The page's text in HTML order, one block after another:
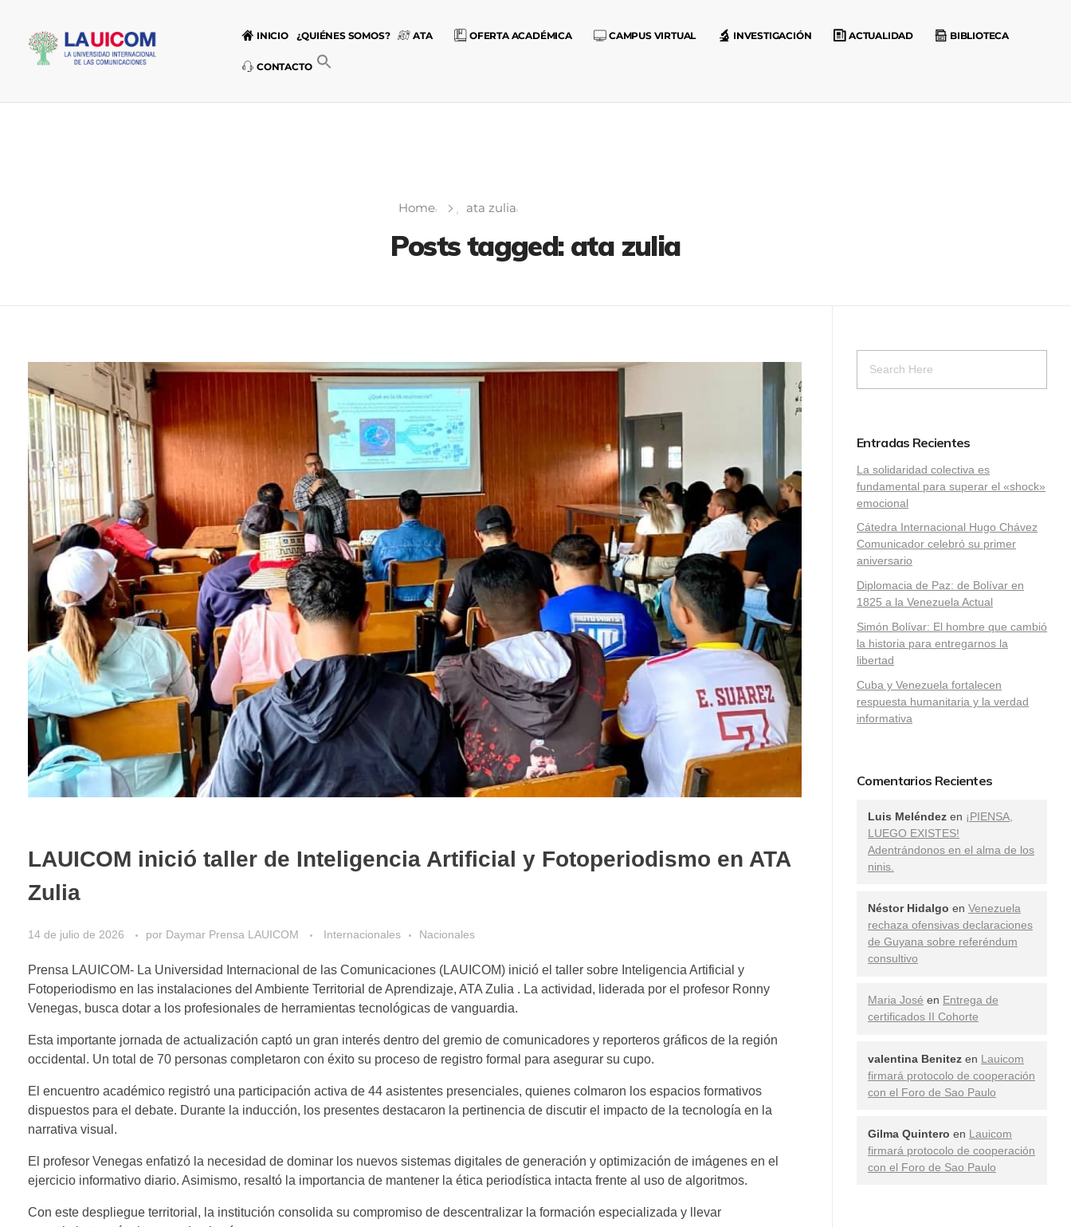
INICIO ¿QUIÉNES SOMOS? ATA OFERTA ACADÉMICA CAMPUS VIRTUAL INVESTIGACIÓN ACTUALIDAD BIBLIOTECA
CONTACTO
Home ata zulia
Posts tagged: ata zulia
LAUICOM inició taller de Inteligencia Artificial y Fotoperiodismo en ATA
Zulia
14 de julio de 2026 por Daymar Prensa LAUICOM Internacionales Nacionales
Prensa LAUICOM- La Universidad Internacional de las Comunicaciones (LAUICOM) inició el taller sobre Inteligencia Artificial y
Fotoperiodismo en las instalaciones del Ambiente Territorial de Aprendizaje, ATA Zulia . La actividad, liderada por el profesor Ronny
Venegas, busca dotar a los profesionales de herramientas tecnológicas de vanguardia.
Esta importante jornada de actualización captó un gran interés dentro del gremio de comunicadores y reporteros gráficos de la región
occidental. Un total de 70 personas completaron con éxito su proceso de registro formal para asegurar su cupo.
El encuentro académico registró una participación activa de 44 asistentes presenciales, quienes colmaron los espacios formativos
dispuestos para el debate. Durante la inducción, los presentes destacaron la pertinencia de discutir el impacto de la tecnología en la
narrativa visual.
​El profesor Venegas enfatizó la necesidad de dominar los nuevos sistemas digitales de generación y optimización de imágenes en el
ejercicio informativo diario. Asimismo, resaltó la importancia de mantener la ética periodística intacta frente al uso de algoritmos.
Con este despliegue territorial, la institución consolida su compromiso de descentralizar la formación especializada y llevar
Entradas Recientes
La solidaridad colectiva es
fundamental para superar el «shock»
emocional
Cátedra Internacional Hugo Chávez
Comunicador celebró su primer
aniversario
Diplomacia de Paz: de Bolívar en
1825 a la Venezuela Actual
Simón Bolívar: El hombre que cambió
la historia para entregarnos la
libertad
​Cuba y Venezuela fortalecen
respuesta humanitaria y la verdad
informativa
Comentarios Recientes
Luis Meléndez en ¡PIENSA,
LUEGO EXISTES!
Adentrándonos en el alma de los
ninis.
Néstor Hidalgo en Venezuela
rechaza ofensivas declaraciones
de Guyana sobre referéndum
consultivo
Maria José en Entrega de
certificados II Cohorte
valentina Benitez en Lauicom
firmará protocolo de cooperación
con el Foro de Sao Paulo
Gilma Quintero en Lauicom
firmará protocolo de cooperación
con el Foro de Sao Paulo